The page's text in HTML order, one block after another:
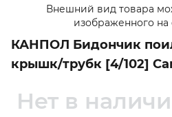
1
Внешний вид товара
изображенного
КАНПОЛ Бидончик
крышк/трубк [4/102]
Нет в